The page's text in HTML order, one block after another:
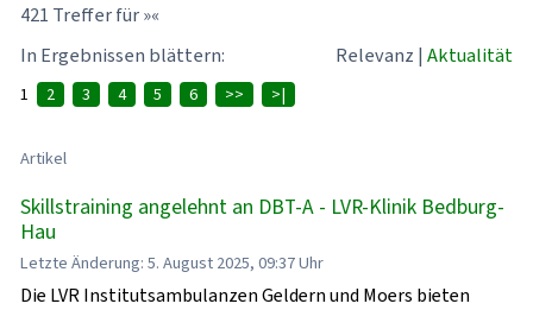
421 Treffer für »«
In Ergebnissen blättern:
Relevanz | Aktualität
1 2 3 4 5 6 >> >|
Artikel
Skillstraining angelehnt an DBT-A - LVR-Klinik Bedburg-
Hau
Letzte Änderung: 5. August 2025, 09:37 Uhr
Die LVR Institutsambulanzen Geldern und Moers bieten